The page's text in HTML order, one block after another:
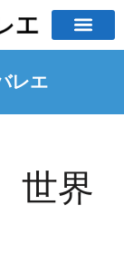
レエ
世界